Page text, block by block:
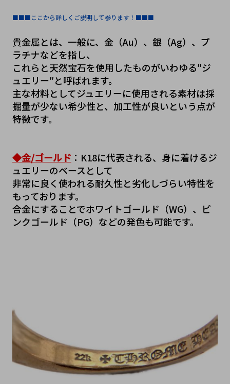
■■■ここから詳しくご説明して参ります！■■■
貴金属とは、一般に、金（Au）、銀（Ag）、プ
ラチナなどを指し、
これらと天然宝石を使用したものがいわゆる″ジ
ュエリー″と呼ばれます。
主な材料としてジュエリーに使用される素材は採
掘量が少ない希少性と、加工性が良いという点が
特徴です。
◆金/ゴールド ：K18に代表される、身に着けるジ
ュエリーのベースとして
非常に良く使われる耐久性と劣化しづらい特性を
もっております。
合金にすることでホワイトゴールド（WG）、ピ
ンクゴールド（PG）などの発色も可能です。